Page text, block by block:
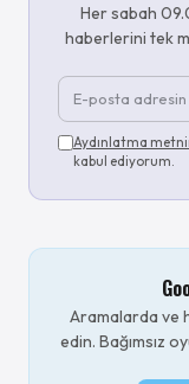
Her sabah
haberlerini tek
Aydınlatma
kabul ediyorum.
Aramalarda ve
edin. Bağımsız